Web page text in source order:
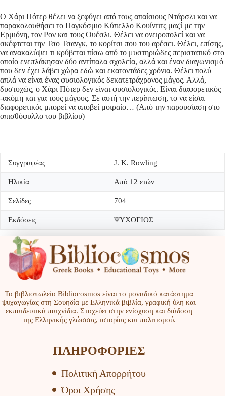
Ο Χάρι Πότερ θέλει να ξεφύγει από τους απαίσιους Ντάρσλι και να
παρακολουθήσει το Παγκόσμιο Κύπελλο Κουίντιτς μαζί με την
Ερμιόνη, τον Ρον και τους Ουέσλι. Θέλει να ονειροπολεί και να
σκέφτεται την Τσο Τσανγκ, το κορίτσι που του αρέσει. Θέλει, επίσης,
να ανακαλύψει τι κρύβεται πίσω από το μυστηριώδες περιστατικό στο
οποίο ενεπλάκησαν δύο αντίπαλα σχολεία, αλλά και έναν διαγωνισμό
που δεν έχει λάβει χώρα εδώ και εκατοντάδες χρόνια. Θέλει πολύ
απλά να είναι ένας φυσιολογικός δεκατετράχρονος μάγος. Αλλά,
δυστυχώς, ο Χάρι Πότερ δεν είναι φυσιολογικός. Είναι διαφορετικός
-ακόμη και για τους μάγους. Σε αυτή την περίπτωση, το να είσαι
διαφορετικός μπορεί να αποβεί μοιραίο… (Από την παρουσίαση στο
οπισθόφυλλο του βιβλίου)
Συγγραφέας J. K. Rowling
Ηλικία Από 12 ετών
Σελίδες 704
Εκδόσεις ΨΥΧΟΓΙΟΣ
Το βιβλιοπωλείο Bibliocosmos είναι το μοναδικό κατάστημα
ψυχαγωγίας στη Σουηδία με Ελληνικά βιβλία, γραφική ύλη και
εκπαιδευτικά παιχνίδια. Στοχεύει στην ενίσχυση και διάδοση
της Ελληνικής γλώσσας, ιστορίας και πολιτισμού.
ΠΛΗΡΟΦΟΡΙΕΣ
Πολιτική Απορρήτου
Όροι Χρήσης